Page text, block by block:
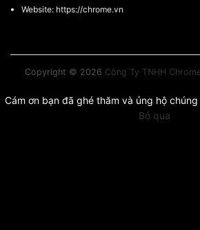
Website: https://chrome.vn
Copyright © 2026 Công Ty TNHH
Cám ơn bạn đã ghé thăm và ủng hộ
Bỏ qua